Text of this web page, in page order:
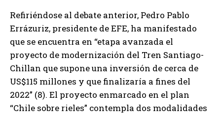
Refiriéndose al debate anterior, Pedro Pablo
Errázuriz, presidente de EFE, ha manifestado
que se encuentra en “etapa avanzada el
proyecto de modernización del Tren Santiago-
Chillan que supone una inversión de cerca de
US$115 millones y que finalizaría a fines del
2022” (8). El proyecto enmarcado en el plan
“Chile sobre rieles” contempla dos modalidades